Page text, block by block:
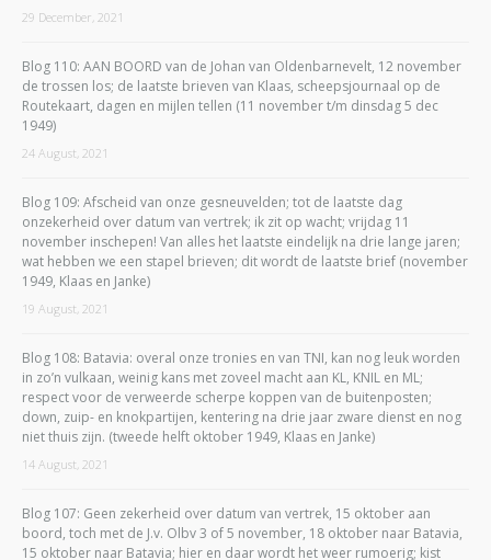
29 December, 2021
Blog 110: AAN BOORD van de Johan van Oldenbarnevelt, 12 november
de trossen los; de laatste brieven van Klaas, scheepsjournaal op de
Routekaart, dagen en mijlen tellen (11 november t/m dinsdag 5 dec
1949)
24 August, 2021
Blog 109: Afscheid van onze gesneuvelden; tot de laatste dag
onzekerheid over datum van vertrek; ik zit op wacht; vrijdag 11
november inschepen! Van alles het laatste eindelijk na drie lange jaren;
wat hebben we een stapel brieven; dit wordt de laatste brief (november
1949, Klaas en Janke)
19 August, 2021
Blog 108: Batavia: overal onze tronies en van TNI, kan nog leuk worden
in zo’n vulkaan, weinig kans met zoveel macht aan KL, KNIL en ML;
respect voor de verweerde scherpe koppen van de buitenposten;
down, zuip- en knokpartijen, kentering na drie jaar zware dienst en nog
niet thuis zijn. (tweede helft oktober 1949, Klaas en Janke)
14 August, 2021
Blog 107: Geen zekerheid over datum van vertrek, 15 oktober aan
boord, toch met de J.v. Olbv 3 of 5 november, 18 oktober naar Batavia,
15 oktober naar Batavia; hier en daar wordt het weer rumoerig; kist